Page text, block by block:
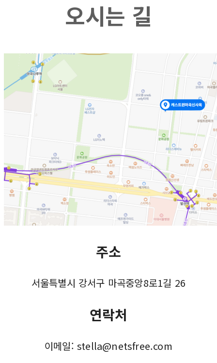
오시는 길
주소
서울특별시 강서구 마곡중앙8로1길 26
연락처
이메일: stella@netsfree.com